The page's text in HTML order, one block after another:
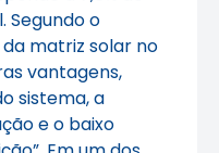
Segundo o
matriz solar no
vantagens,
sistema, a
e o baixo